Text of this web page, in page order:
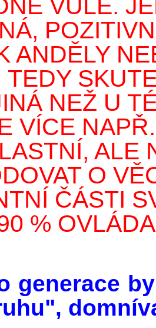
VŮLE.
ANDĚLY
TEDY
NEŽ U
VÍCE
ALE
O
ČÁSTI
%
generace